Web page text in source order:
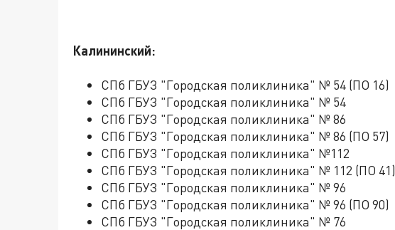
Калининский:
СПб ГБУЗ "Городская поликлиника" № 54 (ПО 16)
СПб ГБУЗ "Городская поликлиника" № 54
СПб ГБУЗ "Городская поликлиника" № 86
СПб ГБУЗ "Городская поликлиника" № 86 (ПО 57)
СПб ГБУЗ "Городская поликлиника" №112
СПб ГБУЗ "Городская поликлиника" № 112 (ПО 41)
СПб ГБУЗ "Городская поликлиника" № 96
СПб ГБУЗ "Городская поликлиника" № 96 (ПО 90)
СПб ГБУЗ "Городская поликлиника" № 76